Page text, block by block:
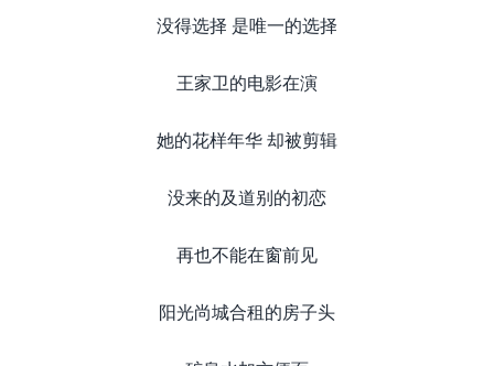
没得选择 是唯一的选择
王家卫的电影在演
她的花样年华 却被剪辑
没来的及道别的初恋
再也不能在窗前见
阳光尚城合租的房子头